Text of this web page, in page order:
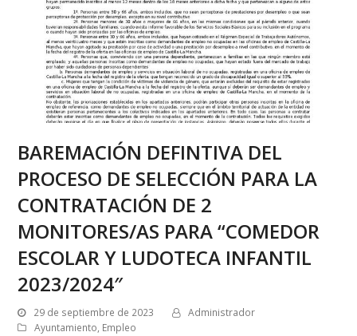
BAREMACIÓN DEFINTIVA DEL
PROCESO DE SELECCIÓN PARA LA
CONTRATACIÓN DE 2
MONITORES/AS PARA “COMEDOR
ESCOLAR Y LUDOTECA INFANTIL
2023/2024″
29 de septiembre de 2023
Administrador
Ayuntamiento, Empleo